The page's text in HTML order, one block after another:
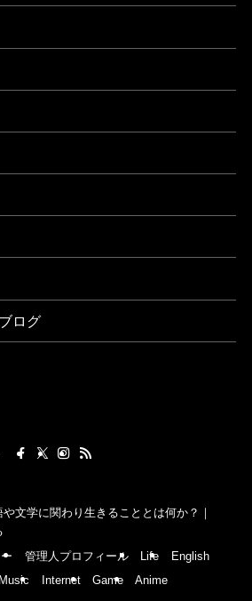
ログ
文学に関わり生きることとは何か？｜
管理人プロフィール Life
English
Music Internet Game Anime